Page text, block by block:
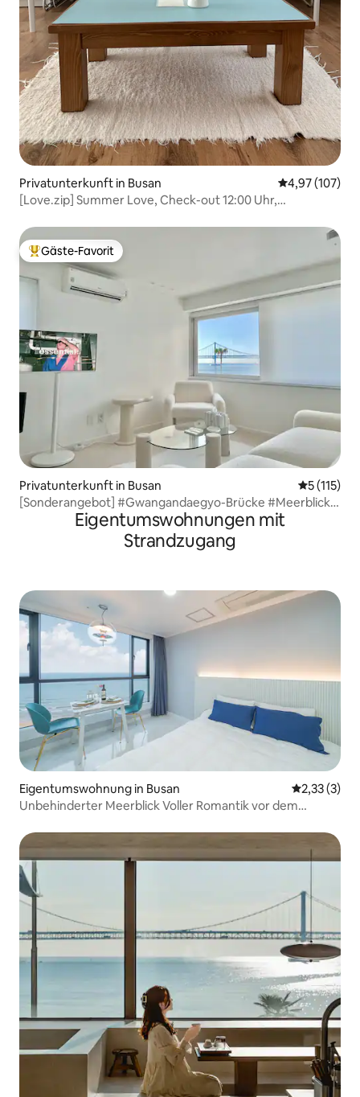
Privatunterkunft in Busan
4,97 (107)
[Love.zip] Summer Love, Check-out 12:00 Uhr,
private Unterkunft, private Terrasse
Beliebter Gäste-Favorit.
Gäste-Favorit
Privatunterkunft in Busan
5 (115)
[Sonderangebot] #Gwangandaegyo-Brücke #Meerblick
#Dronenshow #Dachterrasse #1 Sekunde vom Strand
entfernt #Gwangalli-Restaurant #Weiße Unterkunft
Eigentumswohnungen mit
Strandzugang
Eigentumswohnung in Busan
2,33 (3)
Unbehinderter Meerblick Voller Romantik vor dem